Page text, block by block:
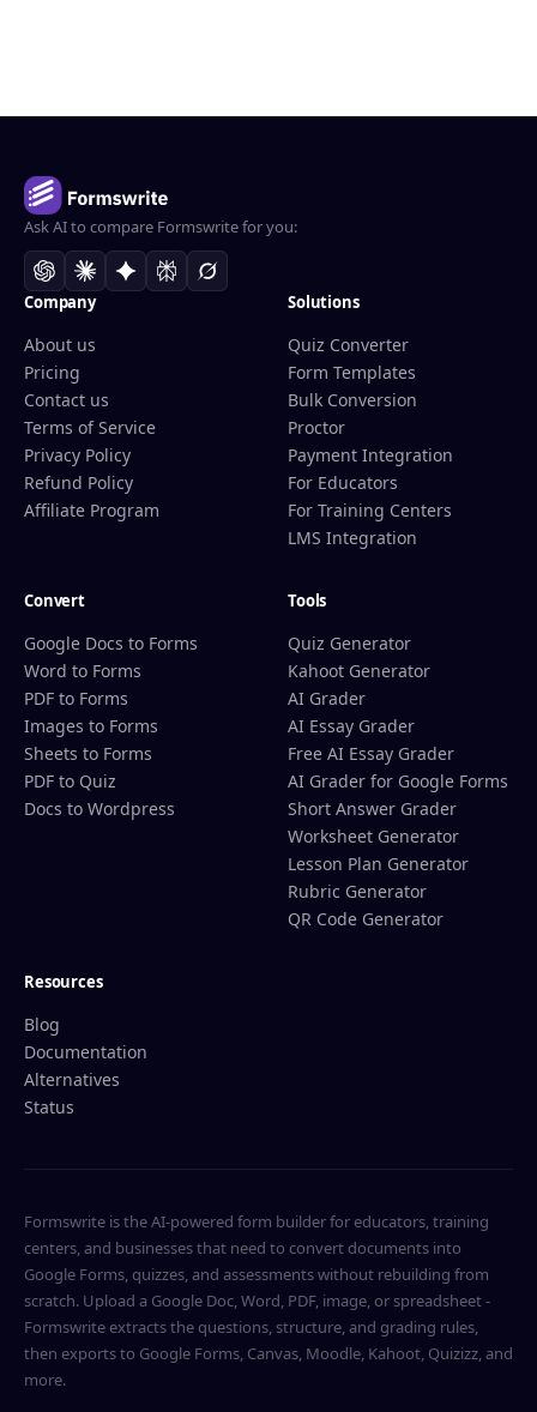
Ask AI to compare Formswrite for you:
Company
About us
Pricing
Contact us
Terms of Service
Privacy Policy
Refund Policy
Affiliate Program
Solutions
Quiz Converter
Form Templates
Bulk Conversion
Proctor
Payment Integration
For Educators
For Training Centers
LMS Integration
Convert
Google Docs to Forms
Word to Forms
PDF to Forms
Images to Forms
Sheets to Forms
PDF to Quiz
Docs to Wordpress
Tools
Quiz Generator
Kahoot Generator
AI Grader
AI Essay Grader
Free AI Essay Grader
AI Grader for Google Forms
Short Answer Grader
Worksheet Generator
Lesson Plan Generator
Rubric Generator
QR Code Generator
Resources
Blog
Documentation
Alternatives
Status
Formswrite is the AI-powered form builder for educators, training
centers, and businesses that need to convert documents into
Google Forms, quizzes, and assessments without rebuilding from
scratch. Upload a Google Doc, Word, PDF, image, or spreadsheet -
Formswrite extracts the questions, structure, and grading rules,
then exports to Google Forms, Canvas, Moodle, Kahoot, Quizizz, and
more.